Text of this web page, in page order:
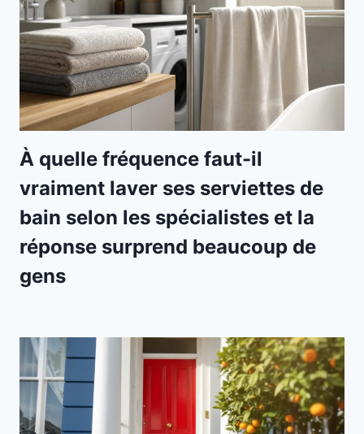
À quelle fréquence faut-il
vraiment laver ses serviettes de
bain selon les spécialistes et la
réponse surprend beaucoup de
gens